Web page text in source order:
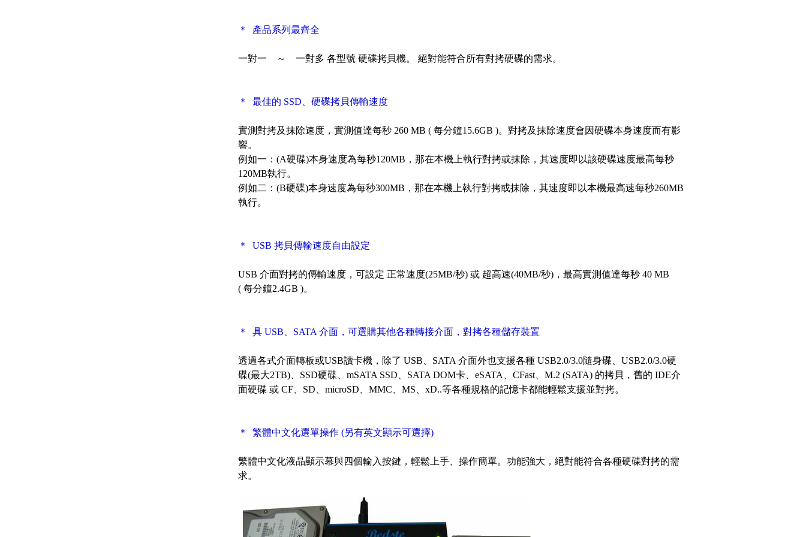
＊ 產品系列最齊全
一對一 ～ 一對多 各型號 硬碟拷貝機。 絕對能符合所有對拷硬碟的需求。
＊ 最佳的 SSD、硬碟拷貝傳輸速度
實測對拷及抹除速度，實測值達每秒 260 MB ( 每分鐘15.6GB )。對拷及抹除速度會因硬碟本身速度而有影
響。
例如一：(A硬碟)本身速度為每秒120MB，那在本機上執行對拷或抹除，其速度即以該硬碟速度最高每秒
120MB執行。
例如二：(B硬碟)本身速度為每秒300MB，那在本機上執行對拷或抹除，其速度即以本機最高速每秒260MB
執行。
＊ USB 拷貝傳輸速度自由設定
USB 介面對拷的傳輸速度，可設定 正常速度(25MB/秒) 或 超高速(40MB/秒)，最高實測值達每秒 40 MB
( 每分鐘2.4GB )。
＊ 具 USB、SATA 介面，可選購其他各種轉接介面，對拷各種儲存裝置
透過各式介面轉板或USB讀卡機，除了 USB、SATA 介面外也支援各種 USB2.0/3.0隨身碟、USB2.0/3.0硬
碟(最大2TB)、SSD硬碟、mSATA SSD、SATA DOM卡、eSATA、CFast、M.2 (SATA) 的拷貝，舊的 IDE介
面硬碟 或 CF、SD、microSD、MMC、MS、xD..等各種規格的記憶卡都能輕鬆支援並對拷。
＊ 繁體中文化選單操作 (另有英文顯示可選擇)
繁體中文化液晶顯示幕與四個輸入按鍵，輕鬆上手、操作簡單。功能強大，絕對能符合各種硬碟對拷的需
求。